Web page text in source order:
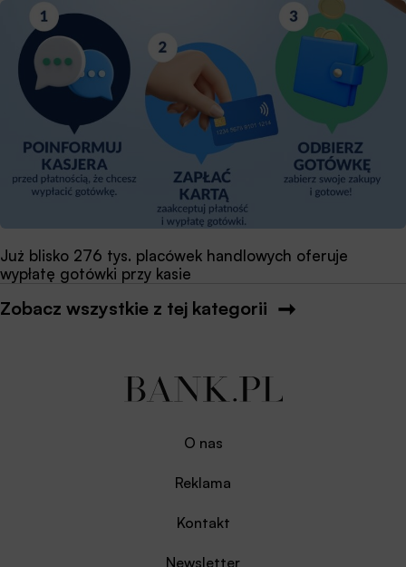
Już blisko 276 tys. placówek handlowych oferuje
wypłatę gotówki przy kasie
Zobacz wszystkie z tej kategorii
O nas
Reklama
Kontakt
Newsletter